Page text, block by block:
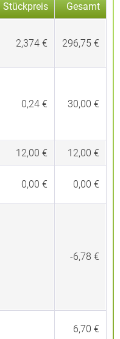
Stückpreis Gesamt
2,374 € 296,75 €
0,24 € 30,00 €
12,00 € 12,00 €
0,00 € 0,00 €
-6,78 €
6,70 €